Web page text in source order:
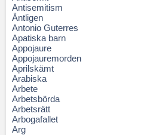
Antisemitism
Äntligen
Antonio Guterres
Apatiska barn
Appojaure
Appojauremorden
Aprilskämt
Arabiska
Arbete
Arbetsbörda
Arbetsrätt
Arbogafallet
Arg